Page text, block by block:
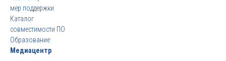
мер поддержки
Каталог
совместимости ПО
Образование
Медиацентр